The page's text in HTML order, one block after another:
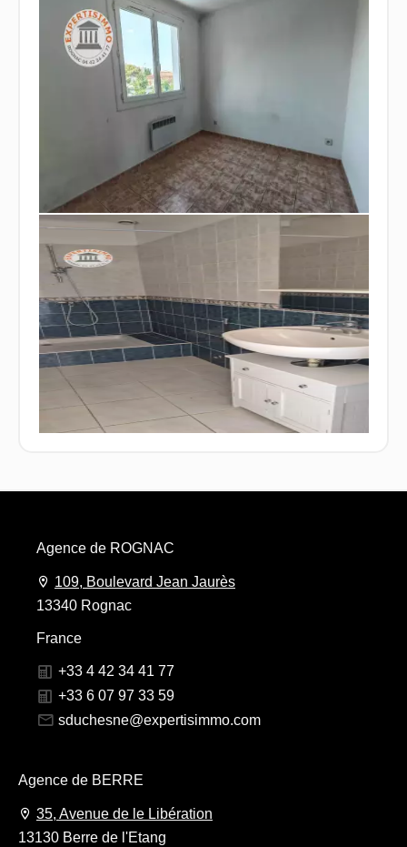
Agence de ROGNAC
109, Boulevard Jean Jaurès
13340 Rognac
France
+33 4 42 34 41 77
+33 6 07 97 33 59
sduchesne@expertisimmo.com
Agence de BERRE
35, Avenue de le Libération
13130 Berre de l'Etang